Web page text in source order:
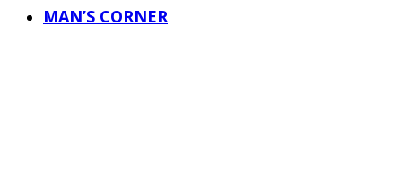
MAN’S CORNER